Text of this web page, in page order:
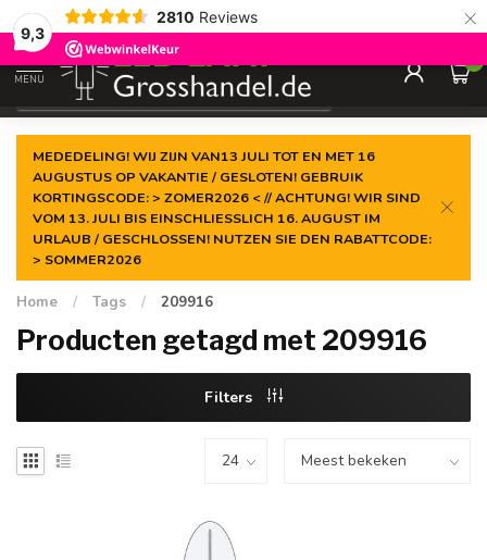
9,3
2810 Reviews ×
Gegarandeerde delaagste prijs
MENU
0
MEDEDELING! WIJ ZIJN VAN13 JULI TOT EN MET 16
AUGUSTUS OP VAKANTIE / GESLOTEN! GEBRUIK
KORTINGSCODE: > ZOMER2026 < // ACHTUNG! WIR SIND
VOM 13. JULI BIS EINSCHLIESSLICH 16. AUGUST IM
URLAUB / GESCHLOSSEN! NUTZEN SIE DEN RABATTCODE:
> SOMMER2026
Home / Tags / 209916
Producten getagd met 209916
Filters